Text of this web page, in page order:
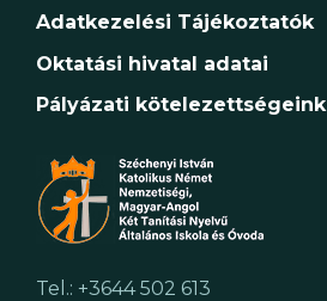
Adatkezelési Tájékoztatók
Oktatási hivatal adatai
Pályázati kötelezettségeink
Tel.: +3644 502 613